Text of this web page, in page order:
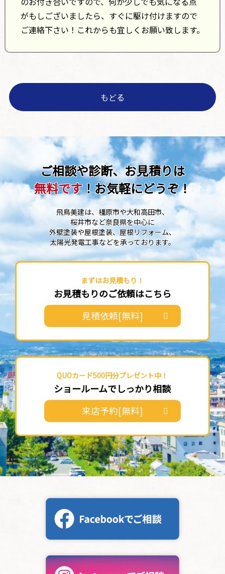
がもしございましたら、すぐに駆け付けますので
ご連絡下さい！これからも宜しくお願い致します。
もどる
ご相談や診断、お見積りは
無料です！お気軽にどうぞ！
飛鳥美建は、橿原市や大和高田市、
桜井市など奈良県を中心に
外壁塗装や屋根塗装、屋根リフォーム、
太陽光発電工事などを承っております。
まずはお見積もり！
お見積もりのご依頼はこちら
見積依頼[無料]
QUOカード500円分プレゼント中！
ショールームでしっかり相談
来店予約[無料]